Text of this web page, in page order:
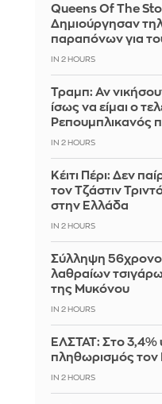
Queens Of The
Δημιούργησαν
παραπόνων για
IN 2 HOURS
Τραμπ: Αν
ίσως να είμαι ο
Ρεπουμπλικανός
IN 2 HOURS
Κέιτι Πέρι: Δεν
τον Τζάστιν
στην Ελλάδα
IN 2 HOURS
Σύλληψη
λαθραίων
της Μυκόνου
IN 2 HOURS
ΕΛΣΤΑΤ: Στο
πληθωρισμός τον
IN 2 HOURS